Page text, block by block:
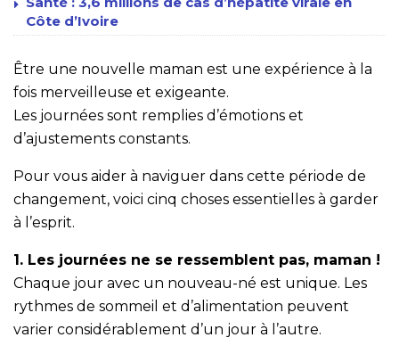
Côte d’Ivoire
Être une nouvelle maman est une expérience à la
fois merveilleuse et exigeante.
Les journées sont remplies d’émotions et
d’ajustements constants.
Pour vous aider à naviguer dans cette période de
changement, voici cinq choses essentielles à garder
à l’esprit.
1. Les journées ne se ressemblent pas, maman !
Chaque jour avec un nouveau-né est unique. Les
rythmes de sommeil et d’alimentation peuvent
varier considérablement d’un jour à l’autre.